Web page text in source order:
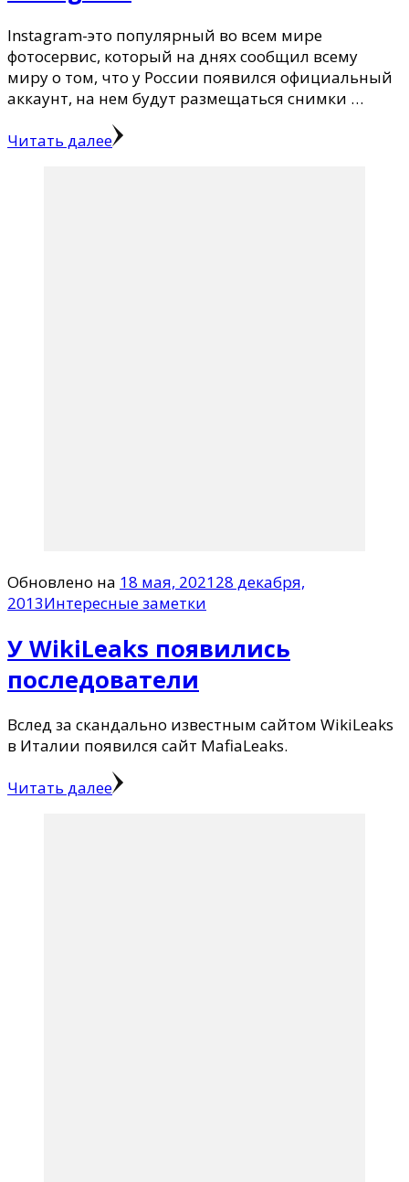
Instagram-это популярный во всем мире
фотосервис, который на днях сообщил всему
миру о том, что у России появился официальный
аккаунт, на нем будут размещаться снимки …
Читать далее
Обновлено на 18 мая, 202128 декабря,
2013Интересные заметки
У WikiLeaks появились
последователи
Вслед за скандально известным сайтом WikiLeaks
в Италии появился сайт MafiaLeaks.
Читать далее